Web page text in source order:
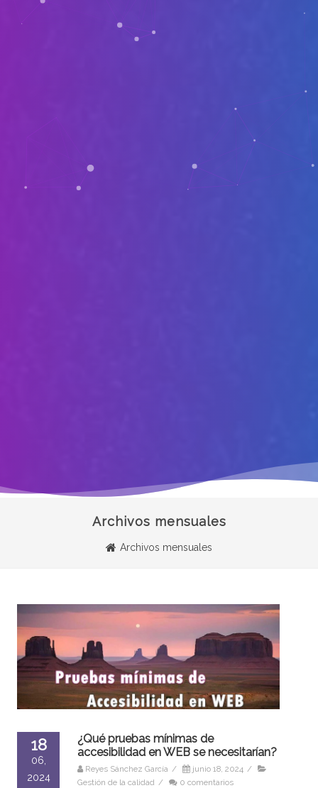
Archivos mensuales
Archivos mensuales
18
06,
2024
¿Qué pruebas mínimas de
accesibilidad en WEB se necesitarían?
Reyes Sánchez García / junio 18, 2024 /
Gestión de la calidad / 0 comentarios